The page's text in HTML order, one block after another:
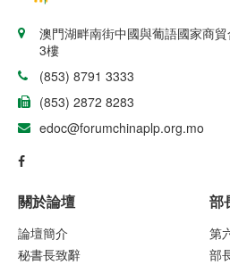
澳門湖畔南街中國與葡語國家商
3樓
(853) 8791 3333
(853) 2872 8283
edoc@forumchinaplp.org.mo
關於論壇
論壇簡介
秘書長致辭
部
第
部